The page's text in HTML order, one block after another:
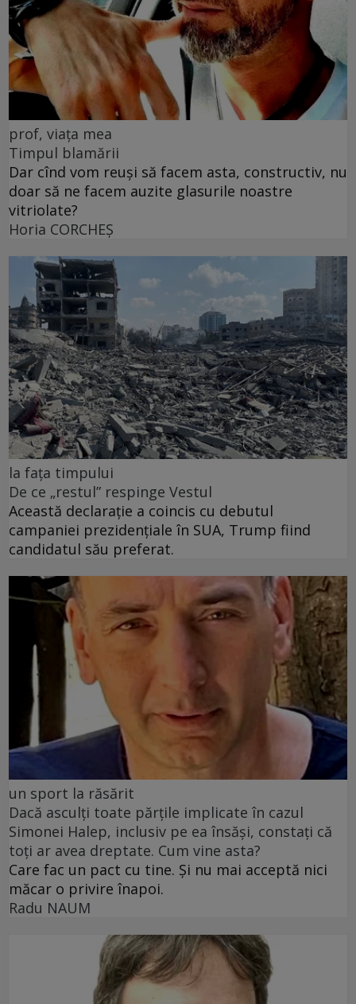
prof, viața mea
Timpul blamării
Dar cînd vom reuși să facem asta, constructiv, nu
doar să ne facem auzite glasurile noastre
vitriolate?
Horia CORCHEŞ
la fața timpului
De ce „restul” respinge Vestul
Această declarație a coincis cu debutul
campaniei prezidențiale în SUA, Trump fiind
candidatul său preferat.
un sport la răsărit
Dacă asculți toate părțile implicate în cazul
Simonei Halep, inclusiv pe ea însăși, constați că
toți ar avea dreptate. Cum vine asta?
Care fac un pact cu tine. Și nu mai acceptă nici
măcar o privire înapoi.
Radu NAUM